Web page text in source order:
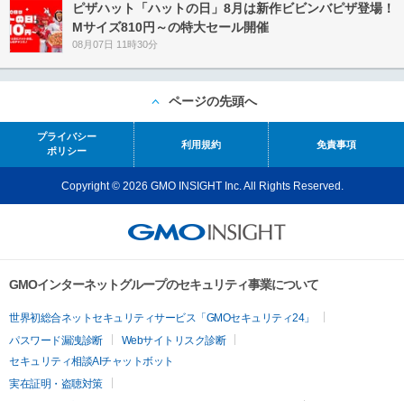
ピザハット「ハットの日」8月は新作ビビンバピザ登場！
Mサイズ810円～の特大セール開催
08月07日 11時30分
ページの先頭へ
プライバシー
ポリシー
利用規約 免責事項
Copyright © 2026 GMO INSIGHT Inc. All Rights Reserved.
GMOインターネットグループのセキュリティ事業について
世界初総合ネットセキュリティサービス「GMOセキュリティ24」
パスワード漏洩診断
Webサイトリスク診断
セキュリティ相談AIチャットボット
実在証明・盗聴対策